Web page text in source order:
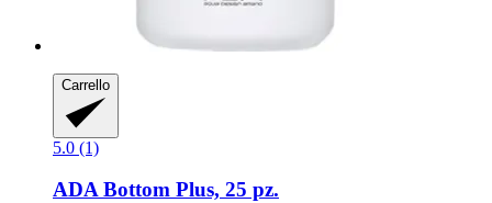
Carrello
5.0 (1)
ADABottom Plus, 25 pz.